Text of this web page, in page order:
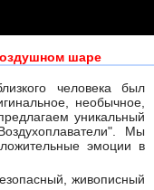
шаре
человека был
необычное,
уникальный
Мы
эмоции в
живописный